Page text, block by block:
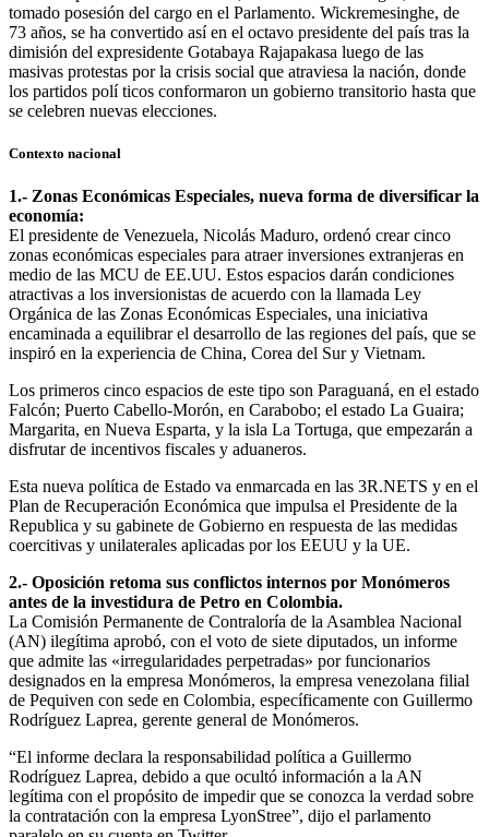
tomado posesión del cargo en el Parlamento. Wickremesinghe, de
73 años, se ha convertido así en el octavo presidente del país tras la
dimisión del expresidente Gotabaya Rajapakasa luego de las
masivas protestas por la crisis social que atraviesa la nación, donde
los partidos polí ticos conformaron un gobierno transitorio hasta que
se celebren nuevas elecciones.
Contexto nacional
1.- Zonas Económicas Especiales, nueva forma de diversificar la
economía:
El presidente de Venezuela, Nicolás Maduro, ordenó crear cinco
zonas económicas especiales para atraer inversiones extranjeras en
medio de las MCU de EE.UU. Estos espacios darán condiciones
atractivas a los inversionistas de acuerdo con la llamada Ley
Orgánica de las Zonas Económicas Especiales, una iniciativa
encaminada a equilibrar el desarrollo de las regiones del país, que se
inspiró en la experiencia de China, Corea del Sur y Vietnam.
Los primeros cinco espacios de este tipo son Paraguaná, en el estado
Falcón; Puerto Cabello-Morón, en Carabobo; el estado La Guaira;
Margarita, en Nueva Esparta, y la isla La Tortuga, que empezarán a
disfrutar de incentivos fiscales y aduaneros.
Esta nueva política de Estado va enmarcada en las 3R.NETS y en el
Plan de Recuperación Económica que impulsa el Presidente de la
Republica y su gabinete de Gobierno en respuesta de las medidas
coercitivas y unilaterales aplicadas por los EEUU y la UE.
2.- Oposición retoma sus conflictos internos por Monómeros
antes de la investidura de Petro en Colombia.
La Comisión Permanente de Contraloría de la Asamblea Nacional
(AN) ilegítima aprobó, con el voto de siete diputados, un informe
que admite las «irregularidades perpetradas» por funcionarios
designados en la empresa Monómeros, la empresa venezolana filial
de Pequiven con sede en Colombia, específicamente con Guillermo
Rodríguez Laprea, gerente general de Monómeros.
“El informe declara la responsabilidad política a Guillermo
Rodríguez Laprea, debido a que ocultó información a la AN
legítima con el propósito de impedir que se conozca la verdad sobre
la contratación con la empresa LyonStree”, dijo el parlamento